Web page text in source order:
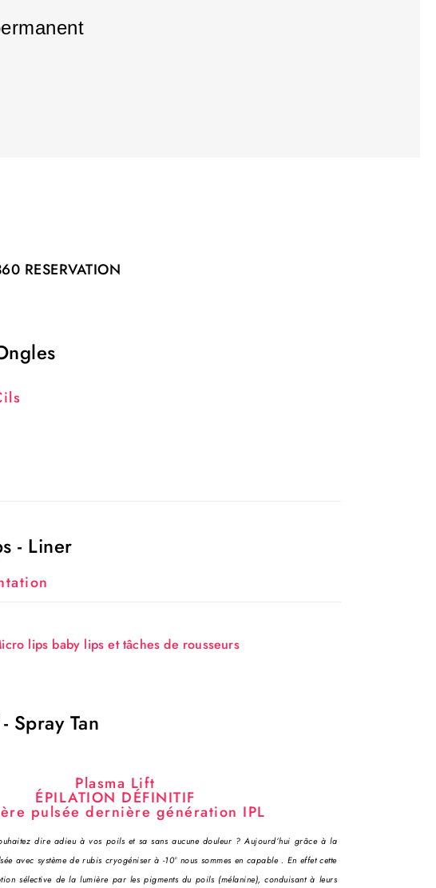
RESERVATION
- Liner
lips baby lips et tâches de rousseurs
Spray Tan
Plasma Lift
ÉPILATION DÉFINITIF
pulsée dernière génération IPL
dire adieu à vos poils et sa sans aucune douleur ? Aujourd’hui grâce à la
avec système de rubis cryogéniser à -10° nous sommes en capable . En effet cette
sélective de la lumière par les pigments du poils (mélanine), conduisant à leurs